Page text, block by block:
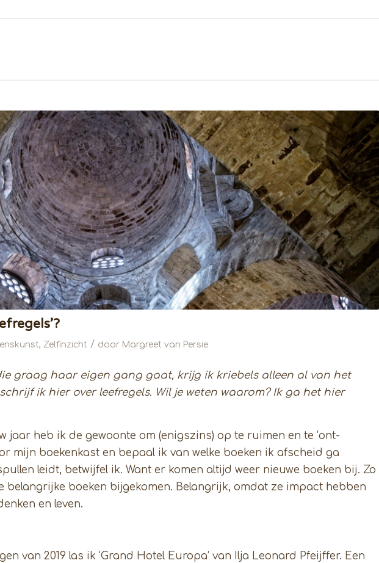
, Zelfinzicht / door Margreet van Persie
graag haar eigen gang gaat, krijg ik kriebels alleen al van het
schrijf ik hier over leefregels. Wil je weten waarom? Ik ga het hier
jaar heb ik de gewoonte om (enigszins) op te ruimen en te ‘ont-
mijn boekenkast en bepaal ik van welke boeken ik afscheid ga
leidt, betwijfel ik. Want er komen altijd weer nieuwe boeken bij. Zo
belangrijke boeken bijgekomen. Belangrijk, omdat ze impact hebben
en leven.
van 2019 las ik ‘Grand Hotel Europa’ van Ilja Leonard Pfeijffer. Een